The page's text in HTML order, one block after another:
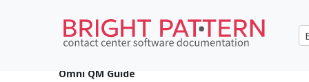
•English
Omni QM Guide